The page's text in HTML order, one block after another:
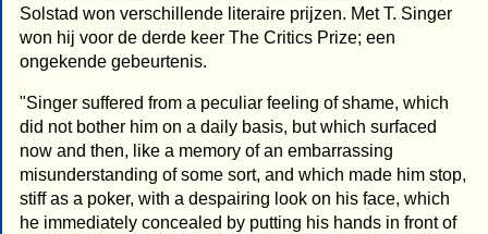
Solstad won verschillende literaire prijzen. Met T. Singer
won hij voor de derde keer The Critics Prize; een
ongekende gebeurtenis.
"Singer suffered from a peculiar feeling of shame, which
did not bother him on a daily basis, but which surfaced
now and then, like a memory of an embarrassing
misunderstanding of some sort, and which made him stop,
stiff as a poker, with a despairing look on his face, which
he immediately concealed by putting his hands in front of